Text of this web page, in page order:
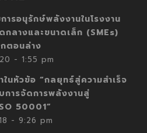
ารอนุรักษ์พลังงานในโรงงาน
กลางและขนาดเล็ก (SMEs)
ตอนล่าง
- 1:55 pm
นหัวข้อ “กลยุทธ์สู่ความสำเร็จ
การจัดการพลังงานสู่
50001”
- 9:26 pm